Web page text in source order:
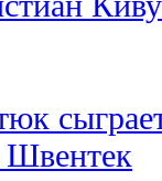
Швентек